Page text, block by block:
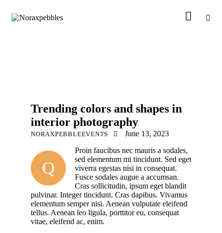
Trending colors and shapes in
interior photography
NORAXPEBBLEEVENTS June 13, 2023
Q
Proin faucibus nec mauris a sodales,
sed elementum mi tincidunt. Sed eget
viverra egestas nisi in consequat.
Fusce sodales augue a accumsan.
Cras sollicitudin, ipsum eget blandit
pulvinar. Integer tincidunt. Cras dapibus. Vivamus
elementum semper nisi. Aenean vulputate eleifend
tellus. Aenean leo ligula, porttitor eu, consequat
vitae, eleifend ac, enim.